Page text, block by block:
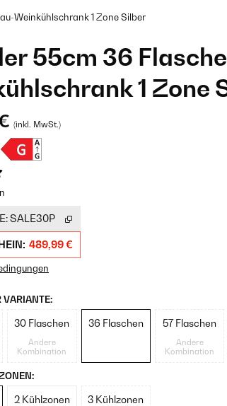
Weinkühlschrank 1 Zone Silber
55cm 36
1 Zone
(inkl. MwSt.)
SALE30P
489,99 €
VARIANTE:
30 Flaschen
Andere
Kombination
36 Flaschen 57 Flaschen
Andere
Kombination
2 Kühlzonen 3 Kühlzonen